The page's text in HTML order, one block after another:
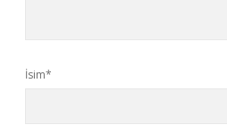
İsim*